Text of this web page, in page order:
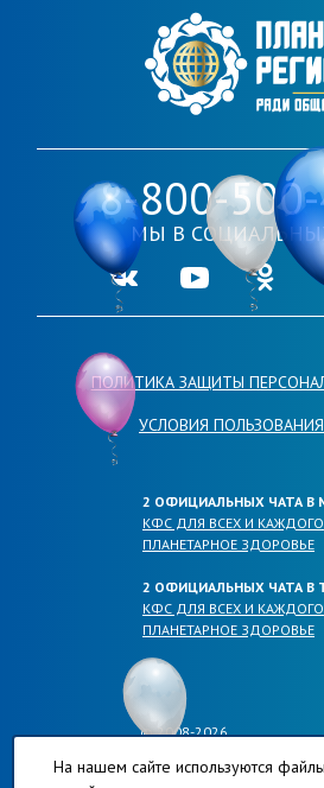
8-800-
МЫ В
Ссылка на нашу группу во
Ссылка на наш канал
Ссылка на
ПОЛИТИКА ЗАЩИТЫ
УСЛОВИЯ
2 ОФИЦИАЛЬНЫХ ЧАТА В
КФС ДЛЯ ВСЕХ И КАЖДОГО
ПЛАНЕТАРНОЕ ЗДОРОВЬЕ
2 ОФИЦИАЛЬНЫХ ЧАТА В
КФС ДЛЯ ВСЕХ И КАЖДОГО
ПЛАНЕТАРНОЕ ЗДОРОВЬЕ
© 2008-2026
ПЛАНЕТА-РЕГИОНОВ.РФ
На нашем сайте используются